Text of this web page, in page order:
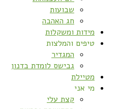
שבועות
חג האהבה
מידות ומשקלות
טיפים והמלצות
המגדיר
גבישס לומדת בדנון
מטיילת
מי אני
קצת עלי